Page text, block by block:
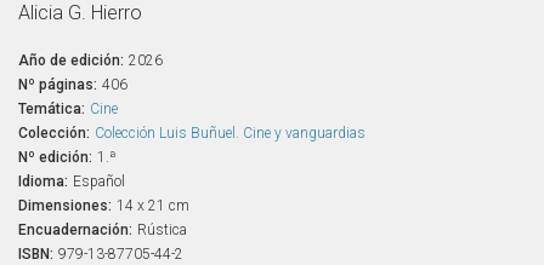
Alicia G. Hierro
Año de edición: 2026
Nº páginas: 406
Temática: Cine
Colección: Colección Luis Buñuel. Cine y vanguardias
Nº edición: 1.ª
Idioma: Español
Dimensiones: 14 x 21 cm
Encuadernación: Rústica
ISBN: 979-13-87705-44-2